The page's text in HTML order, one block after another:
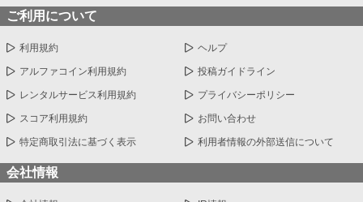
ご利用について
利用規約 ヘルプ
アルファコイン利用規約 投稿ガイドライン
レンタルサービス利用規約 プライバシーポリシー
スコア利用規約 お問い合わせ
特定商取引法に基づく表示 利用者情報の外部送信について
会社情報